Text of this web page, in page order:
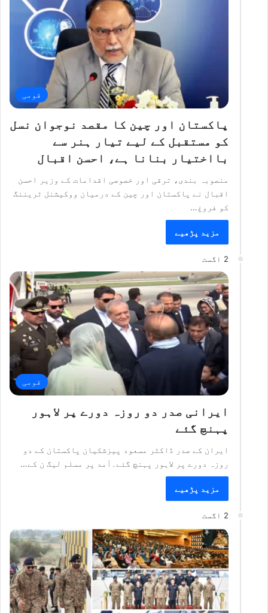
قومی
پاکستان اور چین کا مقصد نوجوان نسل
کو مستقبل کے لیے تیار ہنر سے
بااختیار بنانا ہے، احسن اقبال
منصوبہ بندی، ترقی اور خصوصی اقدامات کے وزیر احسن
اقبال نے پاکستان اور چین کے درمیان ووکیشنل ٹریننگ
کو فروغ…
مزید پڑھیے
2 اگست
قومی
ایرانی صدر دو روزہ دورے پر لاہور
پہنچ گئے
ایران کے صدر ڈاکٹر مسعود پیزشکیان پاکستان کے دو
روزہ دورے پر لاہور پہنچ گئے۔آمد پر مسلم لیگ ن کے…
مزید پڑھیے
2 اگست